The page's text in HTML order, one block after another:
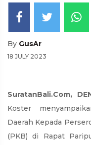
By GusAr
18 JULY 2023
SuratanBali.Com,
Koster
Daerah Kepada
(PKB) di Rapat